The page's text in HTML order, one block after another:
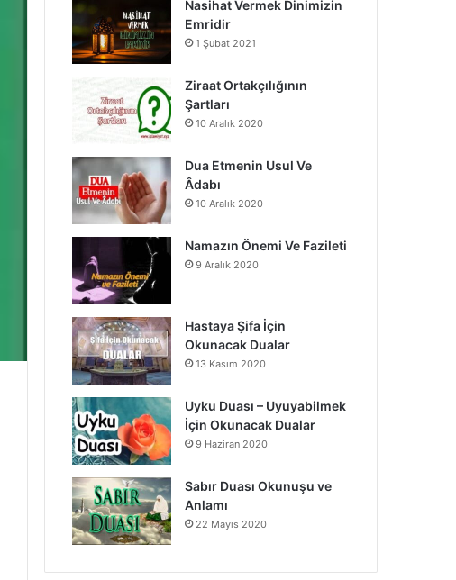
o
o
k
b
g
a
Nasihat Vermek Dinimizin
Emridir
1 Şubat 2021
Ziraat Ortakçılığının
Şartları
10 Aralık 2020
Dua Etmenin Usul Ve
Âdabı
10 Aralık 2020
Namazın Önemi Ve Fazileti
9 Aralık 2020
Hastaya Şifa İçin
Okunacak Dualar
13 Kasım 2020
Uyku Duası – Uyuyabilmek
İçin Okunacak Dualar
9 Haziran 2020
Sabır Duası Okunuşu ve
Anlamı
22 Mayıs 2020